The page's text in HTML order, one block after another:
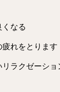
なる
れをとります
ラクゼーショ